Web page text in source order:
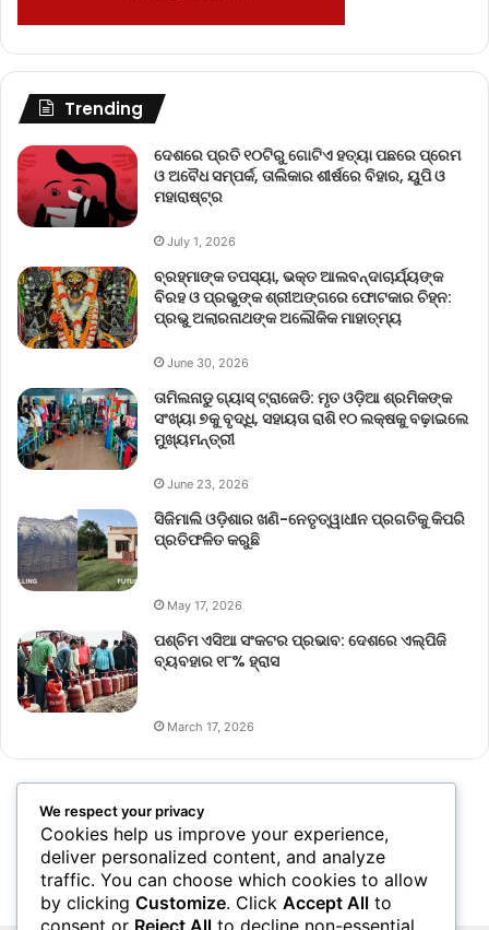
Trending
ଦେଶରେ ପ୍ରତି ୧୦ଟିରୁ ଗୋଟିଏ ହତ୍ୟା ପଛରେ ପ୍ରେମ
ଓ ଅବୈଧ ସମ୍ପର୍କ, ତାଲିକାର ଶୀର୍ଷରେ ବିହାର, ୟୁପି ଓ
ମହାରାଷ୍ଟ୍ର
July 1, 2026
ବ୍ରହ୍ମାଙ୍କ ତପସ୍ୟା, ଭକ୍ତ ଆଲବନ୍ଦାଚାର୍ଯ୍ୟଙ୍କ
ବିରହ ଓ ପ୍ରଭୁଙ୍କ ଶ୍ରୀଅଙ୍ଗରେ ଫୋଟକାର ଚିହ୍ନ:
ପ୍ରଭୁ ଅଲାରନାଥଙ୍କ ଅଲୌକିକ ମାହାତ୍ମ୍ୟ
June 30, 2026
ତାମିଲନାଡୁ ଗ୍ୟାସ୍ ଟ୍ରାଜେଡି: ମୃତ ଓଡ଼ିଆ ଶ୍ରମିକଙ୍କ
ସଂଖ୍ୟା ୭କୁ ବୃଦ୍ଧି, ସହାୟତା ରାଶି ୧୦ ଲକ୍ଷକୁ ବଢ଼ାଇଲେ
ମୁଖ୍ୟମନ୍ତ୍ରୀ
June 23, 2026
ସିଜିମାଲି ଓଡ଼ିଶାର ଖଣି-ନେତୃତ୍ୱାଧୀନ ପ୍ରଗତିକୁ କିପରି
ପ୍ରତିଫଳିତ କରୁଛି
May 17, 2026
ପଶ୍ଚିମ ଏସିଆ ସଂକଟର ପ୍ରଭାବ: ଦେଶରେ ଏଲ୍‌ପିଜି
ବ୍ୟବହାର ୧୮% ହ୍ରାସ
March 17, 2026
We respect your privacy
Cookies help us improve your experience,
deliver personalized content, and analyze
traffic. You can choose which cookies to allow
by clicking Customize. Click Accept All to
consent or Reject All to decline non-essential